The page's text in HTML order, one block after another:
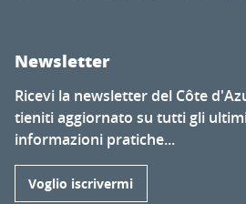
Newsletter
Ricevi la newsletter del Côte
tieniti aggiornato su tutti gli
informazioni pratiche...
Voglio iscrivermi